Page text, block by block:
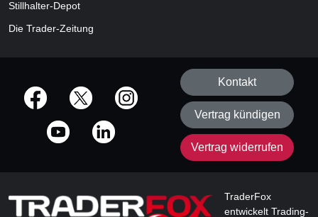
Stillhalter-Depot
Die Trader-Zeitung
offizielle Social Media-Accounts
Kontakt
Vertrag kündigen
Vertrag widerrufen
TraderFox
entwickelt Trading-